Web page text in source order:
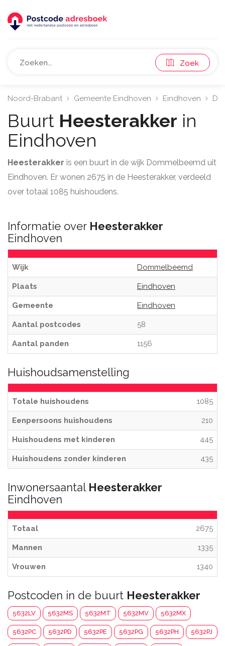
Zoek
Noord-Brabant Gemeente Eindhoven Eindhoven
Buurt Heesterakker in
Eindhoven
Heesterakker is een buurt in de wijk Dommelbeemd uit
Eindhoven. Er wonen 2675 in de Heesterakker, verdeeld
over totaal 1085 huishoudens.
Informatie over Heesterakker
Eindhoven
Wijk Dommelbeemd
Plaats Eindhoven
Gemeente Eindhoven
Aantal postcodes 58
Aantal panden 1156
Huishoudsamenstelling
Totale huishoudens 1085
Eenpersoons huishoudens 210
Huishoudens met kinderen 445
Huishoudens zonder kinderen 435
Inwonersaantal Heesterakker
Eindhoven
Totaal 2675
Mannen 1335
Vrouwen 1340
Postcoden in de buurt Heesterakker
5632LV 5632MS 5632MT 5632MV 5632MX
5632PC 5632PD 5632PE 5632PG 5632PH 5632PJ